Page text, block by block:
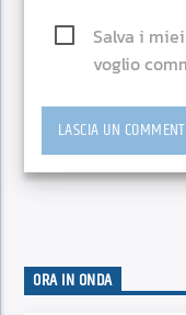
Salva i
voglio
ORA IN ONDA